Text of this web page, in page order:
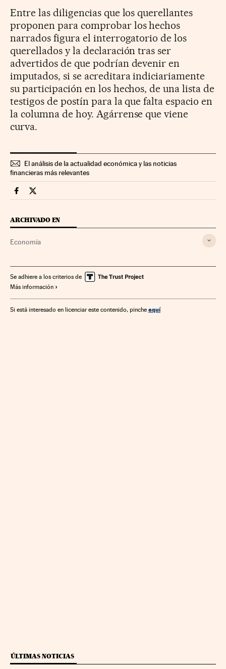
Entre las diligencias que los querellantes
proponen para comprobar los hechos
narrados figura el interrogatorio de los
querellados y la declaración tras ser
advertidos de que podrían devenir en
imputados, si se acreditara indiciariamente
su participación en los hechos, de una lista de
testigos de postín para la que falta espacio en
la columna de hoy. Agárrense que viene
curva.
El análisis de la actualidad económica y las noticias
financieras más relevantes
Economia Cinco Días en Facebook
Economia Cinco Días en Twitter
ARCHIVADO EN
Economía
Se adhiere a los criterios de
Más información
Si está interesado en licenciar este contenido, pinche aquí
ÚLTIMAS NOTICIAS